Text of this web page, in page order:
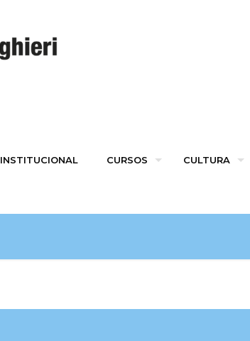
INSTITUCIONAL CURSOS CULTURA